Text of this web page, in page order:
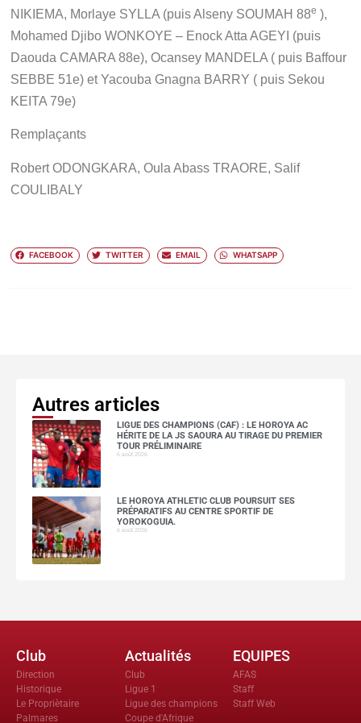
NIKIEMA, Morlaye SYLLA (puis Alseny SOUMAH 88e ),
Mohamed Djibo WONKOYE – Enock Atta AGEYI (puis
Daouda CAMARA 88e), Ocansey MANDELA ( puis Baffour
SEBBE 51e) et Yacouba Gnagna BARRY ( puis Sekou
KEITA 79e)
Remplaçants
Robert ODONGKARA, Oula Abass TRAORE, Salif
COULIBALY
FACEBOOK TWITTER EMAIL WHATSAPP
Autres articles
LIGUE DES CHAMPIONS (CAF) : LE HOROYA AC
HÉRITE DE LA JS SAOURA AU TIRAGE DU PREMIER
TOUR PRÉLIMINAIRE
6 août 2026
LE HOROYA ATHLETIC CLUB POURSUIT SES
PRÉPARATIFS AU CENTRE SPORTIF DE
YOROKOGUIA.
6 août 2026
Club
Direction
Historique
Le Propriètaire
Palmares
Actualités
Club
Ligue 1
Ligue des champions
Coupe d'Afrique
EQUIPES
AFAS
Staff
Staff Web